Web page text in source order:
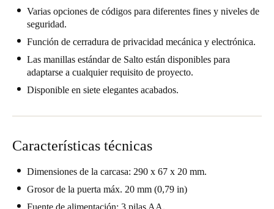
Varias opciones de códigos para diferentes fines y niveles de
seguridad.
Función de cerradura de privacidad mecánica y electrónica.
Las manillas estándar de Salto están disponibles para
adaptarse a cualquier requisito de proyecto.
Disponible en siete elegantes acabados.
Características técnicas
Dimensiones de la carcasa: 290 x 67 x 20 mm.
Grosor de la puerta máx. 20 mm (0,79 in)